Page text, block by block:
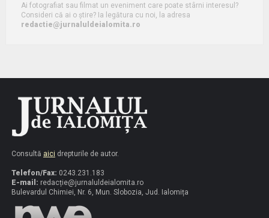
Ai fotografiat sau filmat un eveniment care poate stârni interesul?
Consideri că ai o știre? Ia legătura cu noi, la adresa
redactie@jurnaluldeialomita.ro
Consultă aici drepturile de autor.
Telefon/Fax: 0243.231.183
E-mail: redacție@jurnaluldeialomita.ro
Bulevardul Chimiei, Nr. 6, Mun. Slobozia, Jud. Ialomița